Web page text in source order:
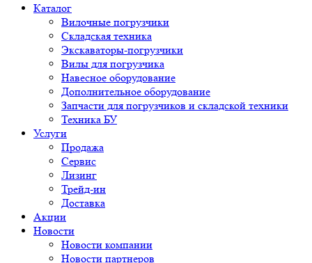
Каталог
Вилочные погрузчики
Складская техника
Экскаваторы-погрузчики
Вилы для погрузчика
Навесное оборудование
Дополнительное оборудование
Запчасти для погрузчиков и складской техники
Техника БУ
Услуги
Продажа
Сервис
Лизинг
Трейд-ин
Доставка
Акции
Новости
Новости компании
Новости партнеров